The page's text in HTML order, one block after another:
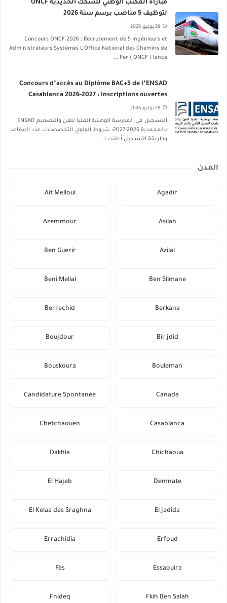
مباراة المكتب الوطني للسكك الحديدية ONCF
لتوظيف 5 مناصب برسم سنة 2026
29 يوليو, 2026
Concours ONCF 2026 : Recrutement de 5 Ingénieurs et
Administrateurs Systèmes L'Office National des Chemins de
Fer ( ONCF ) lance ...
Concours d’accès au Diplôme BAC+5 de l’ENSAD
Casablanca 2026-2027 : Inscriptions ouvertes
29 يوليو, 2026
التسجيل في المدرسة الوطنية العليا للفن والتصميم ENSAD
بالمحمدية 2026-2027: شروط الولوج، التخصصات، عدد المقاعد
وطريقة التسجيل أعلنت ا...
المدن
Agadir
Ait Melloul
Asilah
Azemmour
Azilal
Ben Guerir
Ben Slimane
Beni Mellal
Berkane
Berrechid
Bir jdid
Boujdour
Bouleman
Bouskoura
Canada
Candidature Spontanée
Casablanca
Chefchaouen
Chichaoua
Dakhla
Demnate
El Hajeb
El Jadida
El Kelaa des Sraghna
Erfoud
Errachidia
Essaouira
Fès
Fkih Ben Salah
Fnideq